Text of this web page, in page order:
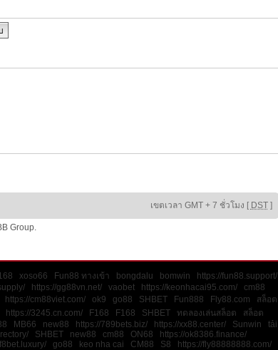
เขตเวลา GMT + 7 ชั่วโมง [ DST]
Group.
xoso66 Fun88 ทางเข้า bongdalu bomwin
https://fun88.support/
https://gg88vn.net/ vaobet https://keonhacai95.com/
cm88
https://cm88viet.com/ ok9 go88 SHBET Fun888 Fly88.com
สล็อต
https://3245.cn.com/ F168 F168 SHBET ทดลองเล่นสล็อต
สล็อต
MB66 new88 https://789bets.biz/ https://xx88.center/ Sunwin
tải
SHBET new88 cm88 ON68
https://ok8386.finance/
go88 keo nha cai CM88 S8
https://fly88888888.com/